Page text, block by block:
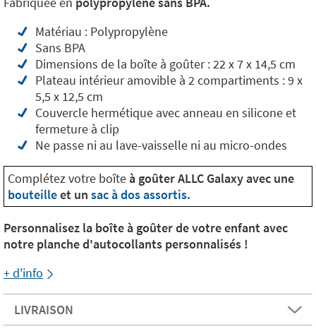
Matériau : Polypropylène
Sans BPA
Dimensions de la boîte à goûter : 22 x 7 x 14,5 cm
Plateau intérieur amovible à 2 compartiments : 9 x
5,5 x 12,5 cm
Couvercle hermétique avec anneau en silicone et
fermeture à clip
Ne passe ni au lave-vaisselle ni au micro-ondes
Complétez votre boîteà goûter ALLC Galaxy avec une
bouteilleet un sac à dos assortis.
Personnalisez la boîte à goûter de votre enfant avec
notre planche d'autocollants personnalisés !
+ d'info
LIVRAISON